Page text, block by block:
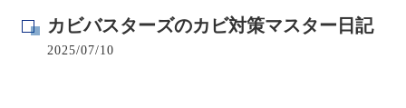
カビバスターズのカビ対策マスター日記
2025/07/10